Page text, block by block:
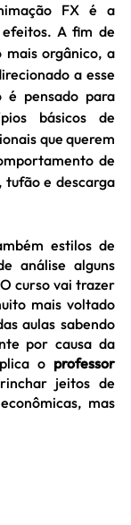
FX é a
efeitos. A fim de
aproximar o tema e tornar o processo mais orgânico, a
a esse
é pensado para
básicos de
que querem
de
tufão e descarga
análise alguns
curso vai trazer
mais voltado
aulas sabendo
por causa da
o professor
jeitos de
mas